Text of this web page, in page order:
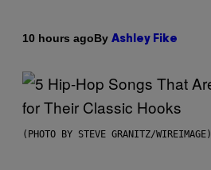
10 hours agoBy Ashley Fike
(PHOTO BY STEVE GRANITZ/WIREIMAGE)